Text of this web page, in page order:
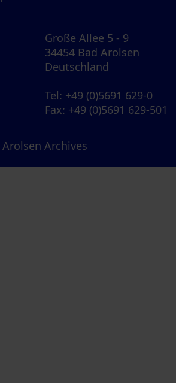
Große Allee 5 - 9
34454 Bad Arolsen
Deutschland
Tel: +49 (0)5691 629-0
Fax: +49 (0)5691 629-501
Archives